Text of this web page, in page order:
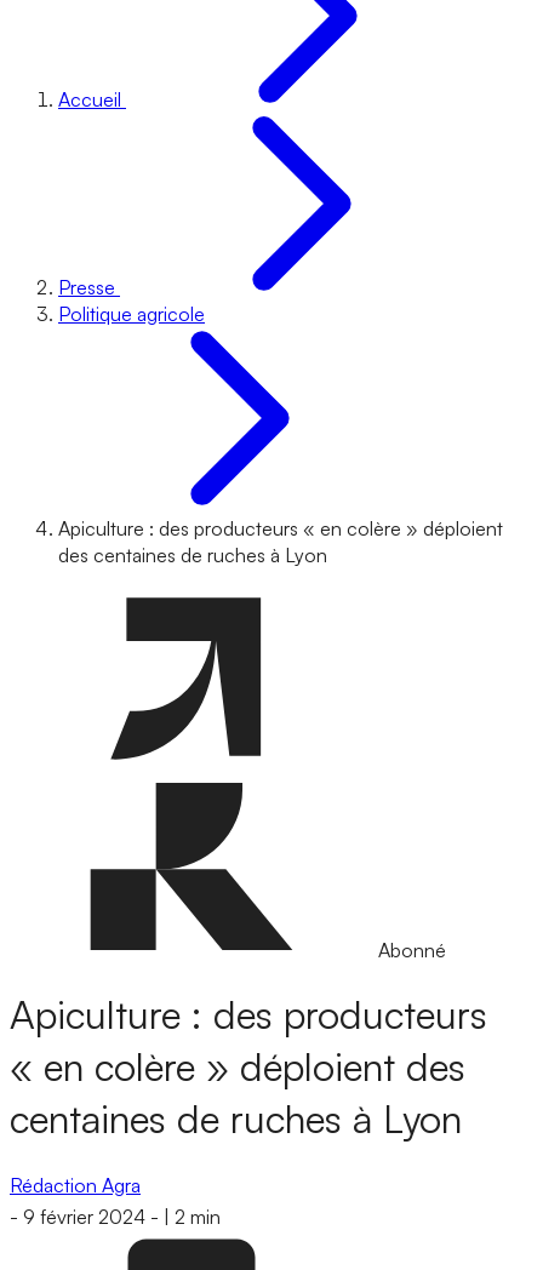
Accueil
Presse
Politique agricole
Apiculture : des producteurs « en colère » déploient
des centaines de ruches à Lyon
Abonné
Apiculture : des producteurs
« en colère » déploient des
centaines de ruches à Lyon
Rédaction Agra
- 9 février 2024 - 2 min